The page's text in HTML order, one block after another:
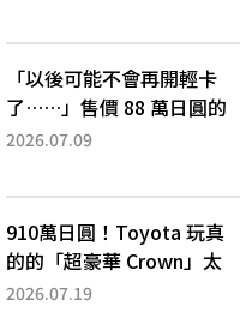
高階「Super Sport」車款
相同的...
「以後可能不會再開輕卡
了……」售價 88 萬日圓的
「超迷你輕型貨車」引發兩
100 公里！」「免驗車真的
太棒了！...
2026.07.09
910萬日圓！Toyota 玩真
的的「超豪華 Crown」太
厲害了！採用由「匠人技
2026.07.19